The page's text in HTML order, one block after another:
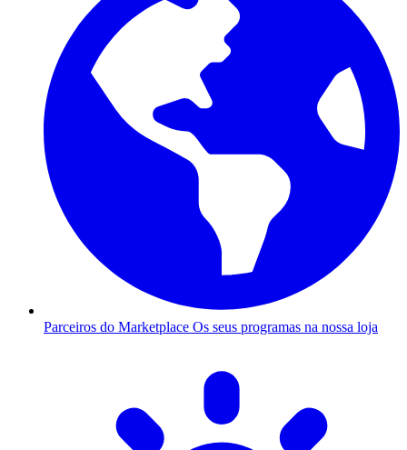
Parceiros do Marketplace Os seus programas na nossa loja